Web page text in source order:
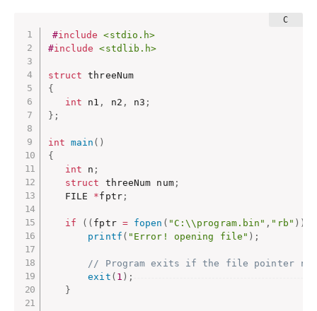
#include
<stdio.h>
#include <stdlib.h>
struct
{
int n1 , n2 , n3 ;
} ;
int main ( )
{
int n ;
struct threeNum num;
   FILE
*fptr;
if ( ( fptr = fopen ( "C:\\program.bin" , "rb" ) )
printf ( "Error! opening file" ) ;
// Program exits if the file pointer
exit ( 1 ) ;
}